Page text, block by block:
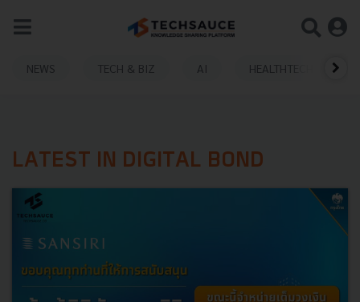
NEWS TECH & BIZ AI HEALTHTECH
LATEST IN DIGITAL BOND